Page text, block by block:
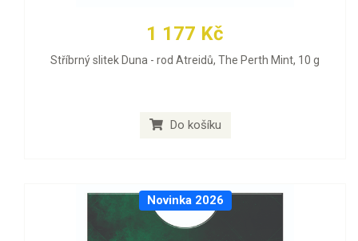
1 177 Kč
Stříbrný slitek Duna - rod Atreidů, The Perth Mint, 10 g
Do košíku
Novinka 2026